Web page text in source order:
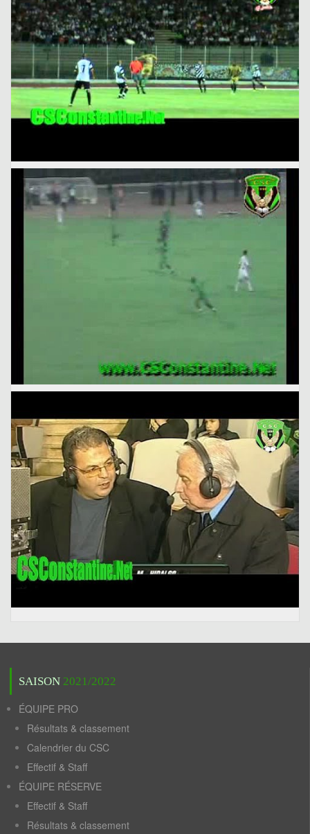
SAISON 2021/2022
ÉQUIPE PRO
Résultats & classement
Calendrier du CSC
Effectif & Staff
ÉQUIPE RÉSERVE
Effectif & Staff
Résultats & classement